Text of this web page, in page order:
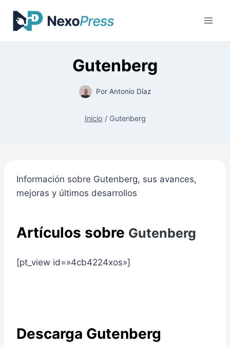
contenido
Gutenberg
Por Antonio Díaz
Inicio / Gutenberg
Información sobre Gutenberg, sus avances,
mejoras y últimos desarrollos
Artículos sobre Gutenberg
[pt_view id=»4cb4224xos»]
Descarga Gutenberg